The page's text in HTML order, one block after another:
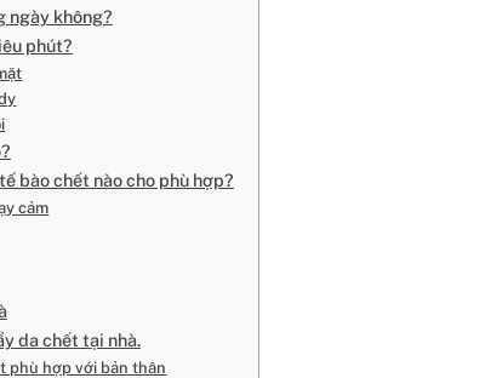
ngày không?
phút?
bào chết nào cho phù hợp?
cảm
da chết tại nhà.
phù hợp với bản thân